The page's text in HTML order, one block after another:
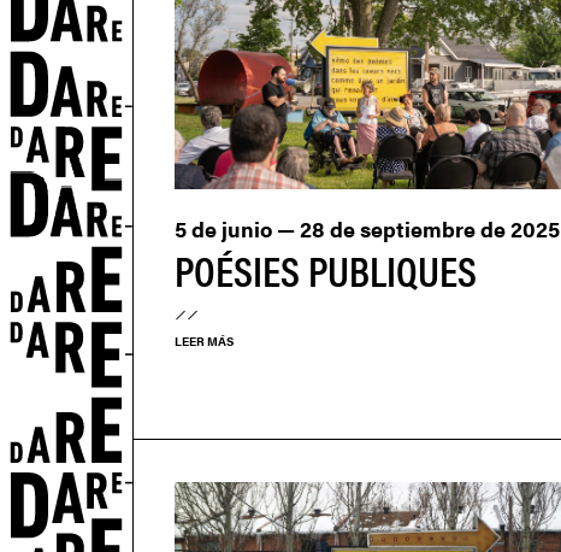
POÉSIES PUBLIQUES
5 de junio — 28 de septiembre de 2025
LEER MÁS